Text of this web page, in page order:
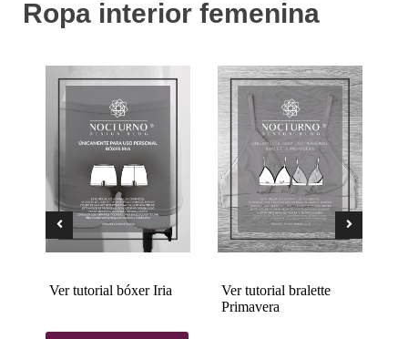
Ropa interior femenina
Ver tutorial bóxer Iria
Ver tutorial bralette
Primavera